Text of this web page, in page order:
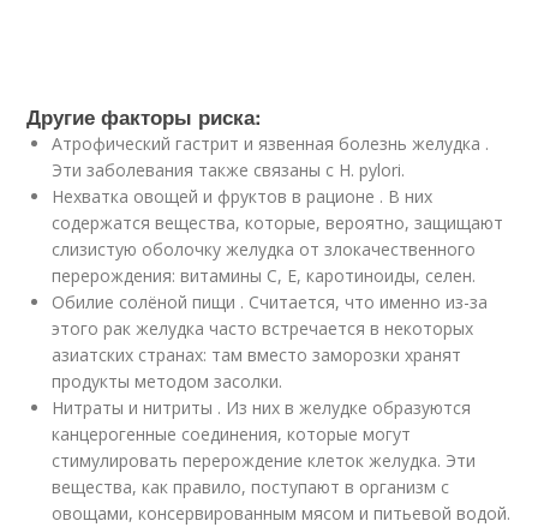
Другие факторы риска:
Атрофический гастрит и язвенная болезнь желудка .
Эти заболевания также связаны с H. pylori.
Нехватка овощей и фруктов в рационе . В них
содержатся вещества, которые, вероятно, защищают
слизистую оболочку желудка от злокачественного
перерождения: витамины C, E, каротиноиды, селен.
Обилие солёной пищи . Считается, что именно из-за
этого рак желудка часто встречается в некоторых
азиатских странах: там вместо заморозки хранят
продукты методом засолки.
Нитраты и нитриты . Из них в желудке образуются
канцерогенные соединения, которые могут
стимулировать перерождение клеток желудка. Эти
вещества, как правило, поступают в организм с
овощами, консервированным мясом и питьевой водой.